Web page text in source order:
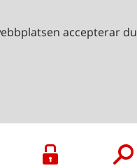
accepterar du